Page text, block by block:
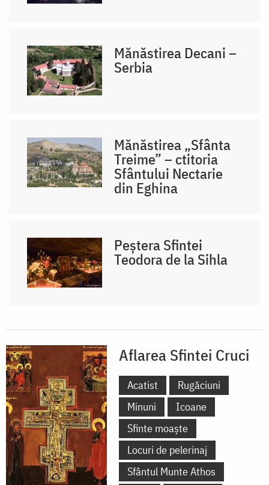
Mănăstirea Decani –
Serbia
Mănăstirea „Sfânta
Treime” – ctitoria
Sfântului Nectarie
din Eghina
Peștera Sfintei
Teodora de la Sihla
Aflarea Sfintei Cruci
Acatist
Rugăciuni
Minuni
Icoane
Sfinte moaște
Locuri de pelerinaj
Sfântul Munte Athos